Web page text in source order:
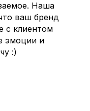
Наша
ваш бренд
с клиентом
эмоции и
:)